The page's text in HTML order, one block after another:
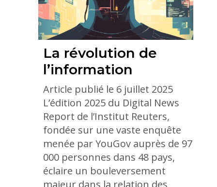
La révolution de
l’information
Article publié le 6 juillet 2025
L’édition 2025 du Digital News
Report de l’Institut Reuters,
fondée sur une vaste enquête
menée par YouGov auprès de 97
000 personnes dans 48 pays,
éclaire un bouleversement
majeur dans la relation des